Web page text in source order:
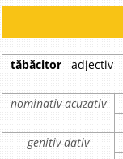
tăbăcitor adjectiv
nominativ-acuzativ
genitiv-dativ